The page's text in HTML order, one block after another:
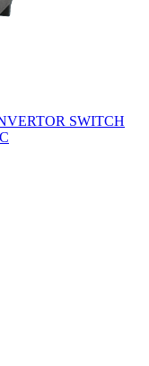
SWITCH